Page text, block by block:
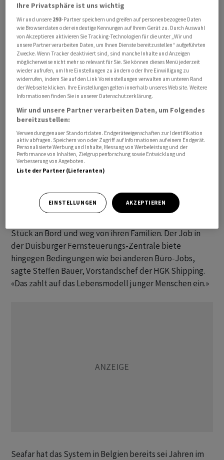
In einem ersten Schritt haben die Behörden für drei
entsprechend ausgerüstete Binnenschiffe der Reederei
Deymann und der kommunalen Häfen und
Güterverkehr Köln AG (HGK) Genehmigungen erteilt. Es
sei aber geplant, weitere Frachter auf dem Rhein mit
der nötigen Technik für die Fernsteuerung
auszustatten, teilten die Reedereien mit. Ausserdem
seien Anträge gestellt, um auch auf
Streckenabschnitten im nordwestdeutschen
Kanalgebiet sowie auf dem Mittellandkanal Schiffe aus
der Ferne zu steuern. Aus Sicherheitsgründen soll
Bord sein.
Stück an Bord und weg von ihren Familien. Der Job in
der Duisburger Fernsteuerungs-Zentrale biete
hingegen Bedingungen wie bei anderen Büro-Jobs,
sagte Steffen Bauer, Vorstandschef der HGK Shipping.
«Das zahlt auf das Lebensmodell junger Menschen ein.»
Seafar hat das System in Belgien bereits sei Jahren im
Ihre Privatsphäre ist uns wichtig
Wir und unsere 293-Partner speichern und greifen auf personenbezogene Daten
wie Browserdaten oder eindeutige Kennungen auf Ihrem Gerät zu. Durch Auswahl
von Akzeptieren aktivieren Sie Tracking-Technologien für die unter „Wir und
unsere Partner verarbeiten Daten, um Ihnen Dienste bereitzustellen“ aufgeführten
Zwecke. Wenn Tracker deaktiviert sind, sind manche Inhalte und Anzeigen
möglicherweise nicht mehr so relevant für Sie. Sie können dieses Menü jederzeit
wieder aufrufen, um Ihre Einstellungen zu ändern oder Ihre Einwilligung zu
widerrufen, indem Sie auf den Link Voreinstellungen verwalten am unteren Rand
der Webseite klicken. Ihre Einstellungen gelten innerhalb unseres Website. Weitere
Informationen finden Sie in unserer Datenschutzerklärung.
Wir und unsere Partner verarbeiten Daten, um Folgendes
bereitzustellen:
Verwendung genauer Standortdaten. Endgeräteeigenschaften zur Identifikation
aktiv abfragen. Speichern von oder Zugriff auf Informationen auf einem Endgerät.
Personalisierte Werbung und Inhalte, Messung von Werbeleistung und der
Performance von Inhalten, Zielgruppenforschung sowie Entwicklung und
Verbesserung von Angeboten.
Liste der Partner (Lieferanten)
EINSTELLUNGEN AKZEPTIEREN